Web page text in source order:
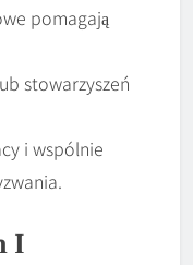
pomagają
stowarzyszeń
i wspólnie
I